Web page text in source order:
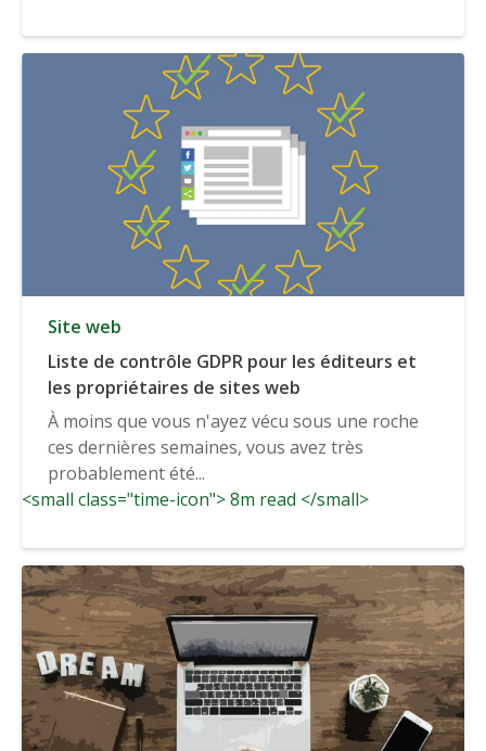
Site web
Liste de contrôle GDPR pour les éditeurs et
les propriétaires de sites web
À moins que vous n'ayez vécu sous une roche
ces dernières semaines, vous avez très
probablement été...
<small class="time-icon"> 8m read </small>